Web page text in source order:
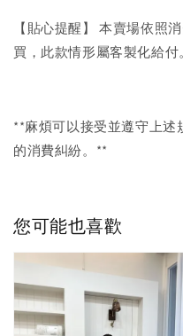
【貼心提醒】 本賣場依照
買，此款情形屬客製化給付
**麻煩可以接受並遵守上
的消費糾紛。**
您可能也喜歡